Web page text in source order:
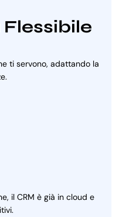
ti servono, adattando la
il CRM è già in cloud e